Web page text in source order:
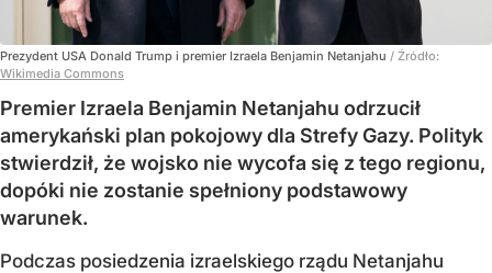
Prezydent USA Donald Trump i premier Izraela Benjamin Netanjahu / Źródło:
Wikimedia Commons
Premier Izraela Benjamin Netanjahu odrzucił
amerykański plan pokojowy dla Strefy Gazy. Polityk
stwierdził, że wojsko nie wycofa się z tego regionu,
dopóki nie zostanie spełniony podstawowy
warunek.
Podczas posiedzenia izraelskiego rządu Netanjahu